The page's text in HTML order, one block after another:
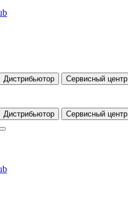
Дистрибьютор Сервисный центр
Дистрибьютор Сервисный центр